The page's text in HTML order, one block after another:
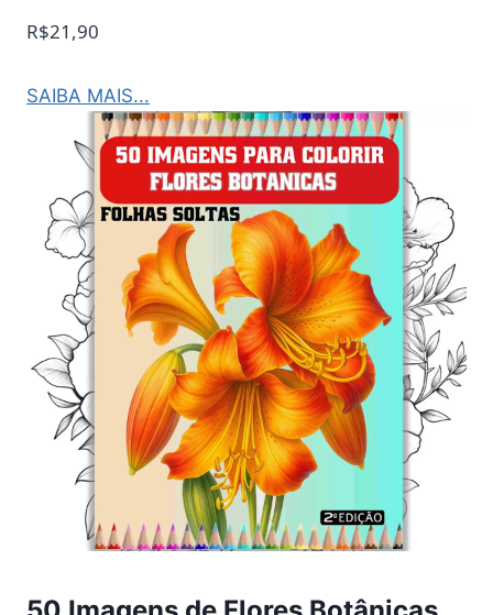
R$21,90
SAIBA MAIS...